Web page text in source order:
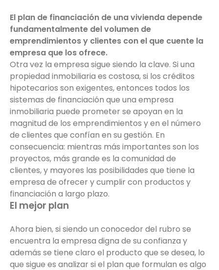
El plan de financiación de una vivienda depende
fundamentalmente del volumen de
emprendimientos y clientes con el que cuente la
empresa que los ofrece.
Otra vez la empresa sigue siendo la clave. Si una
propiedad inmobiliaria es costosa, si los créditos
hipotecarios son exigentes, entonces todos los
sistemas de financiación que una empresa
inmobiliaria puede prometer se apoyan en la
magnitud de los emprendimientos y en el número
de clientes que confían en su gestión. En
consecuencia: mientras más importantes son los
proyectos, más grande es la comunidad de
clientes, y mayores las posibilidades que tiene la
empresa de ofrecer y cumplir con productos y
financiación a largo plazo.
El mejor plan
Ahora bien, si siendo un conocedor del rubro se
encuentra la empresa digna de su confianza y
además se tiene claro el producto que se desea, lo
que sigue es analizar si el plan que formulan es algo